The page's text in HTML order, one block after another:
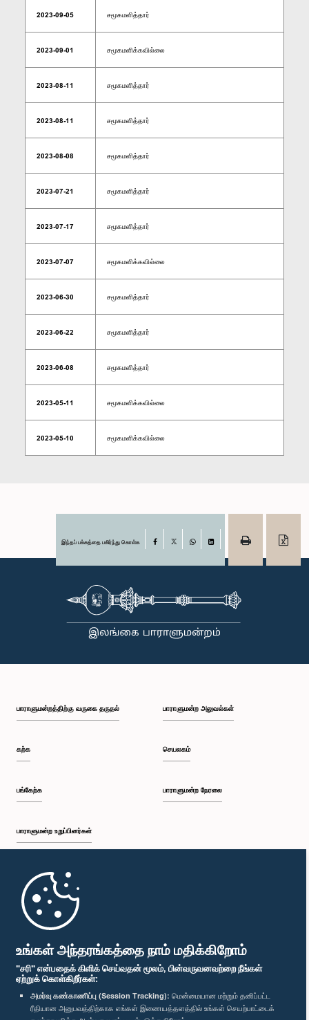
உங்கள் அந்தரங்கத்தை நாம் மதிக்கிறோம்
"சரி" என்பதைக் கிளிக் செய்வதன் மூலம், பின்வருவனவற்றை நீங்கள்
ஏற்றுக் கொள்கிறீர்கள்:
அமர்வு கண்காணிப்பு (Session Tracking): மென்மையான மற்றும் தனிப்பட்ட
ரீதியான அனுபவத்திற்காக எங்கள் இணையத்தளத்தில் உங்கள் செயற்பாட்டைக்
2023-09-05 சமூகமளித்தார்
2023-09-01 சமூகமளிக்கவில்லை
2023-08-11 சமூகமளித்தார்
2023-08-11 சமூகமளித்தார்
2023-08-08 சமூகமளித்தார்
2023-07-21 சமூகமளித்தார்
2023-07-17 சமூகமளித்தார்
2023-07-07 சமூகமளிக்கவில்லை
2023-06-30 சமூகமளித்தார்
2023-06-22 சமூகமளித்தார்
2023-06-08 சமூகமளித்தார்
2023-05-11 சமூகமளிக்கவில்லை
2023-05-10 சமூகமளிக்கவில்லை
இந்தப் பக்கத்தை பகிர்ந்து கொள்க Facebook
பாராளுமன்றத்திற்கு வருகை தருதல்
கற்க
பங்கேற்க
பாராளுமன்ற உறுப்பினர்கள்
முதற்பக்கம்
பாராளுமன்ற அலுவல்கள்
செயலகம்
பாராளுமன்ற நேரலை
பாராளுமன்ற கையடக்க செயலி
எம்மை பின்தொடர்க :